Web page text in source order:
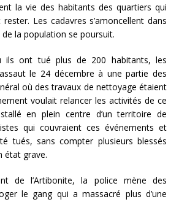
la vie des habitants des quartiers qui
Les cadavres s’amoncellent dans
la population se poursuit.
ils ont tué plus de 200 habitants, les
le 24 décembre à une partie des
où des travaux de nettoyage étaient
voulait relancer les activités de ce
en plein centre d’un territoire de
qui couvraient ces événements et
tués, sans compter plusieurs blessés
état grave.
de l’Artibonite, la police mène des
le gang qui a massacré plus d’une